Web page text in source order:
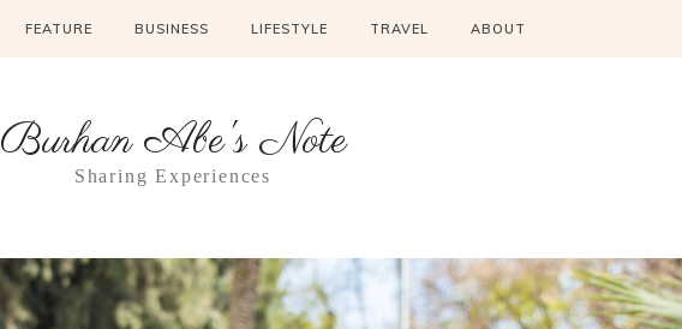
FEATURE BUSINESS LIFESTYLE TRAVEL ABOUT
Burhan Abe's Note
Sharing Experiences